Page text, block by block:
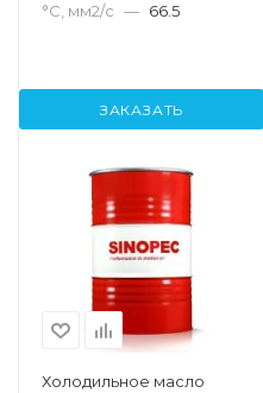
°С, мм2/с — 66.5
ЗАКАЗАТЬ
Холодильное масло